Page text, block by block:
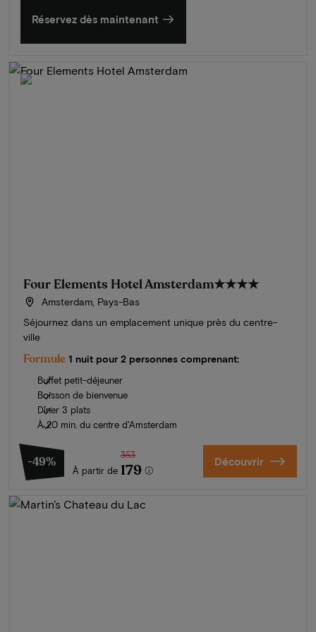
Réservez dès maintenant
Four Elements Hotel Amsterdam★★★★
Amsterdam, Pays-Bas
Séjournez dans un emplacement unique près du centre-
ville
Formule 1 nuit pour 2 personnes comprenant:
Buffet petit-déjeuner
Boisson de bienvenue
Dîner 3 plats
À 20 min. du centre d'Amsterdam
-49%
À partir de
353
179 Découvrir